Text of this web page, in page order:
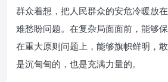
群众着想，把人民群众的安危冷暖放
难愁盼问题。在复杂局面面前，能够
在重大原则问题上，能够旗帜鲜明，
是沉甸甸的，也是充满力量的。